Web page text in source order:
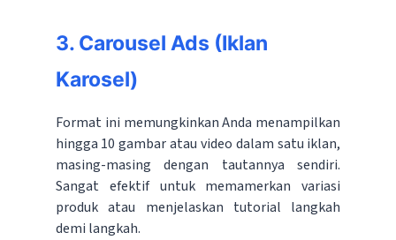
3. Carousel Ads (Iklan
Karosel)
Format ini memungkinkan Anda menampilkan
hingga 10 gambar atau video dalam satu iklan,
masing-masing dengan tautannya sendiri.
Sangat efektif untuk memamerkan variasi
produk atau menjelaskan tutorial langkah
demi langkah.